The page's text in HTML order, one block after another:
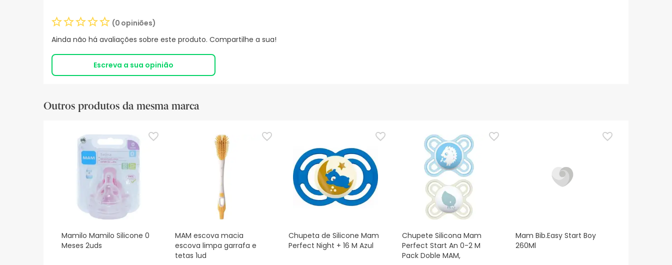
(0 opiniões)
Ainda não há avaliações sobre este produto. Compartilhe a sua!
Escreva a sua opinião
Outros produtos da mesma marca
Mamilo Mamilo Silicone 0
Meses 2uds
MAM escova macia
escova limpa garrafa e
tetas 1ud
Chupeta de Silicone Mam
Perfect Night + 16 M Azul
Chupete Silicona Mam
Perfect Start An 0-2 M
Pack Doble MAM,
Mam Bib.Easy Start Boy
260Ml